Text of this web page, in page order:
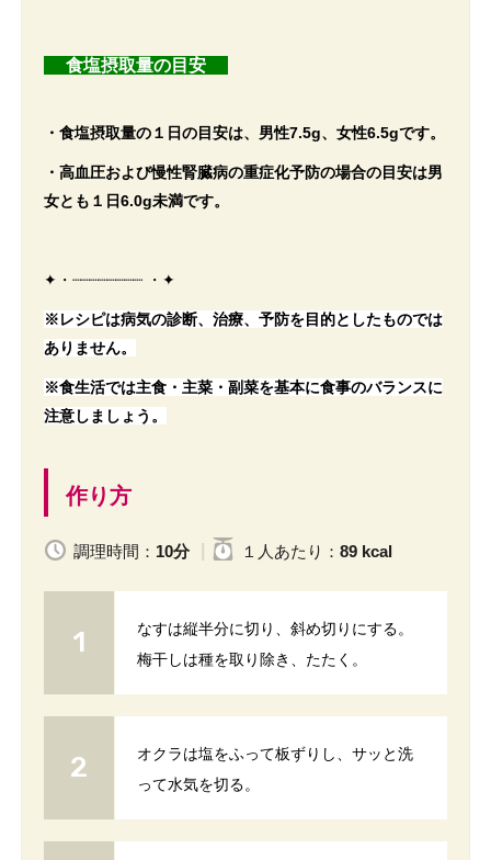
食塩摂取量の目安
・食塩摂取量の１日の目安は、男性7.5g、女性6.5gです。
・高血圧および慢性腎臓病の重症化予防の場合の目安は男
女とも１日6.0g未満です。
✦・┈┈┈┈┈┈┈┈ ・✦
※レシピは病気の診断、治療、予防を目的としたものでは
ありません。
※食生活では主食・主菜・副菜を基本に食事のバランスに
注意しましょう。
作り方
調理時間： 10分 １人 あたり ： 89 kcal
なすは縦半分に切り、斜め切りにする。
梅干しは種を取り除き、たたく。
オクラは塩をふって板ずりし、サッと洗
って水気を切る。